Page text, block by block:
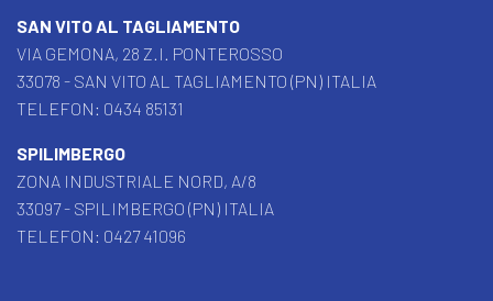
SAN VITO AL TAGLIAMENTO
VIA GEMONA, 28 Z.I. PONTEROSSO
33078 - SAN VITO AL TAGLIAMENTO (PN) ITALIA
TELEFON: 0434 85131
SPILIMBERGO
ZONA INDUSTRIALE NORD, A/8
33097 - SPILIMBERGO (PN) ITALIA
TELEFON: 0427 41096